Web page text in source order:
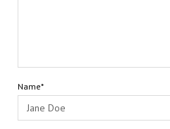
Name*